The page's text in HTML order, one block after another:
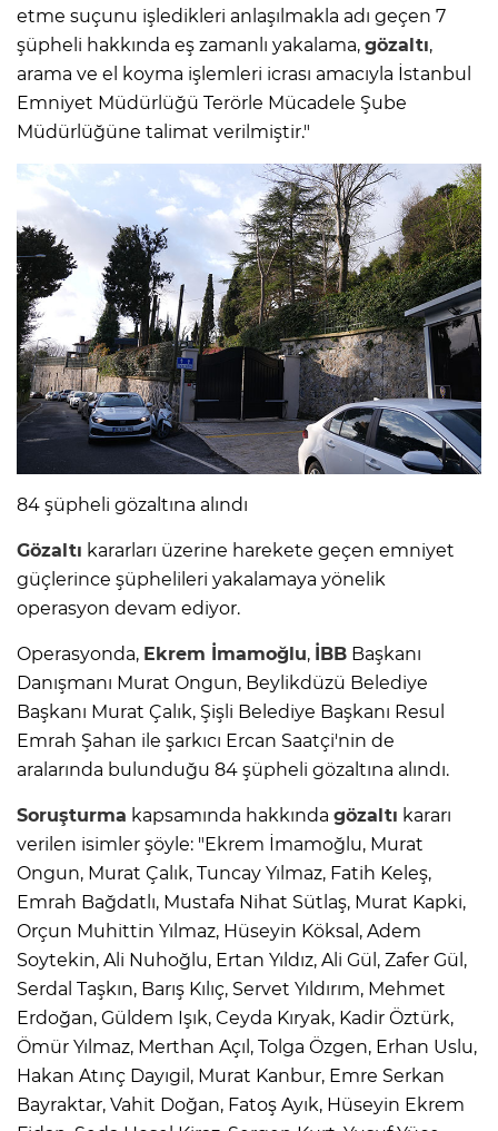
etme suçunu işledikleri anlaşılmakla adı geçen 7
şüpheli hakkında eş zamanlı yakalama, gözaltı,
arama ve el koyma işlemleri icrası amacıyla İstanbul
Emniyet Müdürlüğü Terörle Mücadele Şube
Müdürlüğüne talimat verilmiştir."
84 şüpheli gözaltına alındı
Gözaltı kararları üzerine harekete geçen emniyet
güçlerince şüphelileri yakalamaya yönelik
operasyon devam ediyor.
Operasyonda, Ekrem İmamoğlu, İBB Başkanı
Danışmanı Murat Ongun, Beylikdüzü Belediye
Başkanı Murat Çalık, Şişli Belediye Başkanı Resul
Emrah Şahan ile şarkıcı Ercan Saatçi'nin de
aralarında bulunduğu 84 şüpheli gözaltına alındı.
Soruşturma kapsamında hakkında gözaltı kararı
verilen isimler şöyle: "Ekrem İmamoğlu, Murat
Ongun, Murat Çalık, Tuncay Yılmaz, Fatih Keleş,
Emrah Bağdatlı, Mustafa Nihat Sütlaş, Murat Kapki,
Orçun Muhittin Yılmaz, Hüseyin Köksal, Adem
Soytekin, Ali Nuhoğlu, Ertan Yıldız, Ali Gül, Zafer Gül,
Serdal Taşkın, Barış Kılıç, Servet Yıldırım, Mehmet
Erdoğan, Güldem Işık, Ceyda Kıryak, Kadir Öztürk,
Ömür Yılmaz, Merthan Açıl, Tolga Özgen, Erhan Uslu,
Hakan Atınç Dayıgil, Murat Kanbur, Emre Serkan
Bayraktar, Vahit Doğan, Fatoş Ayık, Hüseyin Ekrem